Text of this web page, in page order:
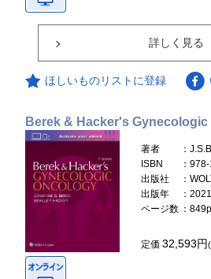
詳しく見る
ほしいものリストに登録
Berek & Hacker's
著者
：
ISBN
：
出版社
：
出版年
：
ページ数 ：
定価32,593円